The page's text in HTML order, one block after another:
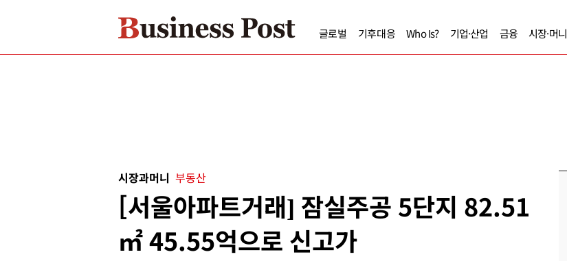
글로벌 기후대응 Who Is? 기업·산업 금융 시장·머니
시장과머니 부동산
[서울아파트거래] 잠실주공 5단지 82.51
㎡ 45.55억으로 신고가